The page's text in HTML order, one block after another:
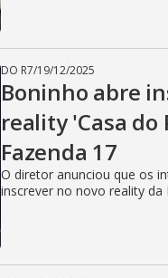
DO R7/19/12/2025
Boninho abre
reality 'Casa
Fazenda 17
O diretor anunciou que os
inscrever no novo reality da